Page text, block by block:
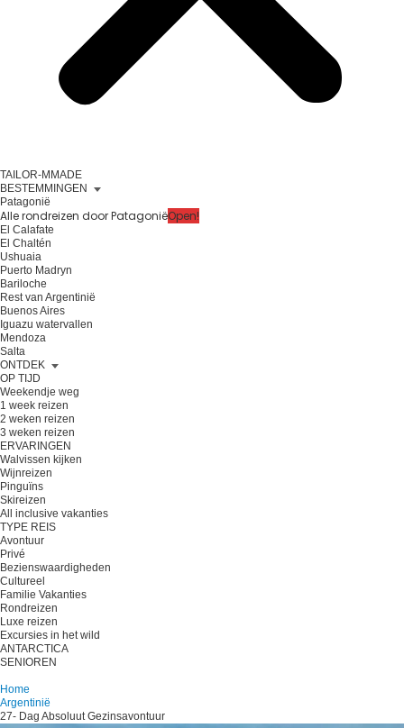
TAILOR-MMADE
BESTEMMINGEN
Patagonië
Alle rondreizen door PatagoniëOpen!
El Calafate
El Chaltén
Ushuaia
Puerto Madryn
Bariloche
Rest van Argentinië
Buenos Aires
Iguazu watervallen
Mendoza
Salta
ONTDEK
OP TIJD
Weekendje weg
1 week reizen
2 weken reizen
3 weken reizen
ERVARINGEN
Walvissen kijken
Wijnreizen
Pinguïns
Skireizen
All inclusive vakanties
TYPE REIS
Avontuur
Privé
Bezienswaardigheden
Cultureel
Familie Vakanties
Rondreizen
Luxe reizen
Excursies in het wild
ANTARCTICA
SENIOREN
Home
Argentinië
27- Dag Absoluut Gezinsavontuur